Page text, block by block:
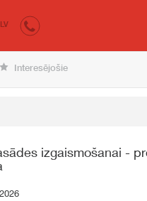
LV
Interesējošie
izgaismošanai -